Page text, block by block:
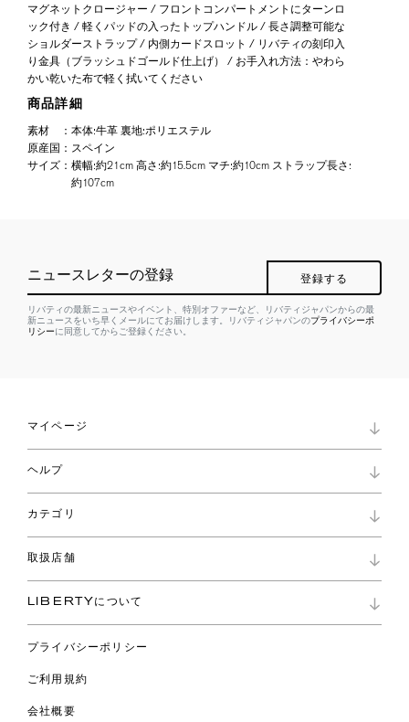
マグネットクロージャー / フロントコンパートメントにターンロ
ック付き / 軽くパッドの入ったトップハンドル / 長さ調整可能な
ショルダーストラップ / 内側カードスロット / リバティの刻印入
り金具（ブラッシュドゴールド仕上げ） / お手入れ方法：やわら
かい乾いた布で軽く拭いてください
商品詳細
素材 ： 本体:牛革 裏地:ポリエステル
原産国 ： スペイン
サイズ ： 横幅:約21cm 高さ:約15.5cm マチ:約10cm ストラップ長さ:
約107cm
ニュースレターの登録 登録する
リバティの最新ニュースやイベント、特別オファーなど、リバティジャパンからの最
新ニュースをいち早くメールにてお届けします。リバティジャパンのプライバシーポ
リシーに同意してからご登録ください。
マイページ
ロイヤリティプログラム
パスワード再設定
ショッピングバッグ
ヘルプ
お問い合わせ
よくあるご質問
ご利用ガイド
カテゴリ
コレクション
ファブリックス
バッグ
ウェア
ライフスタイル
スペシャル
取扱店舗
リバティ・ファブリックス
LIBERTYについて
プライバシーポリシー
ご利用規約
会社概要